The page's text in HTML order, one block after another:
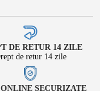
DE RETUR 14 ZILE
de retur 14 zile
SECURIZATE